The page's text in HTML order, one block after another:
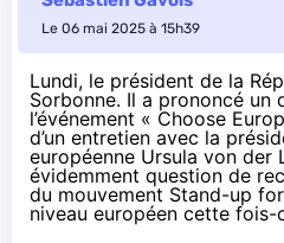
Le 06 mai 2025 à 15h39
Lundi, le président de la
Sorbonne. Il a prononcé un
l’événement « Choose
d’un entretien avec la
européenne Ursula von der
évidemment question de
du mouvement Stand-up
niveau européen cette fois-